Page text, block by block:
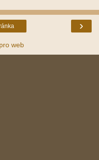
›
web